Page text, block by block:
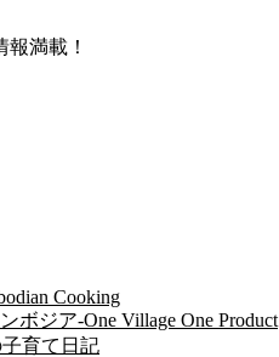
満載！
Cooking
ボジア-One Village One Product
育て日記